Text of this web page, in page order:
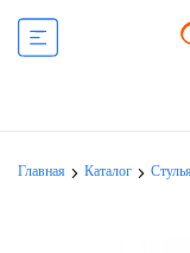
Главная Каталог Стулья